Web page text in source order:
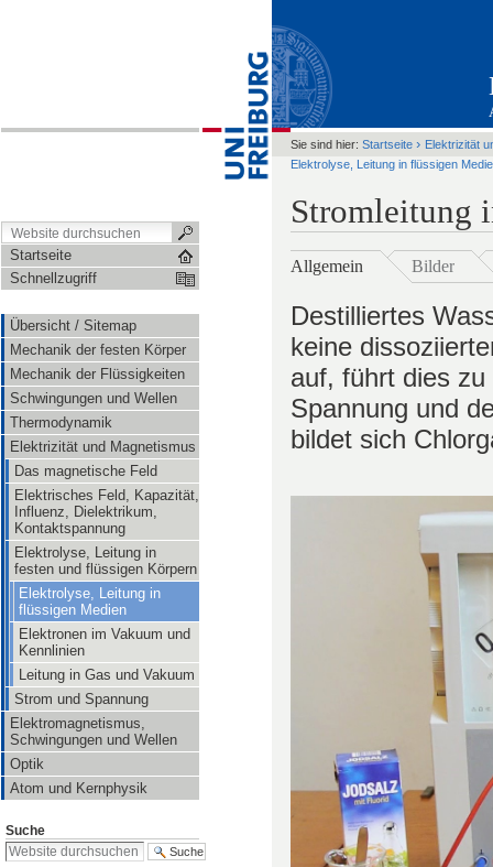
Startseite
Schnellzugriff
Übersicht / Sitemap
Mechanik der festen Körper
Mechanik der Flüssigkeiten
Schwingungen und Wellen
Thermodynamik
Elektrizität und Magnetismus
Das magnetische Feld
Elektrisches Feld, Kapazität,
Influenz, Dielektrikum,
Kontaktspannung
Elektrolyse, Leitung in
festen und flüssigen Körpern
Elektrolyse, Leitung in
flüssigen Medien
Elektronen im Vakuum und
Kennlinien
Leitung in Gas und Vakuum
Strom und Spannung
Elektromagnetismus,
Schwingungen und Wellen
Optik
Atom und Kernphysik
Suche
Sie sind hier: Startseite › Elektrizität
Elektrolyse, Leitung in flüssigen
Stromleitung
Allgemein Bilder
Destilliertes
keine
auf, führt dies
Spannung und
bildet sich